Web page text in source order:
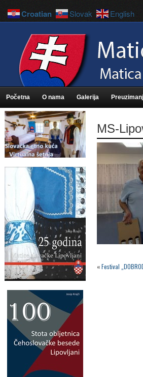
Početna O nama Galerija
MS-
«Festival
Croatian Slovak English